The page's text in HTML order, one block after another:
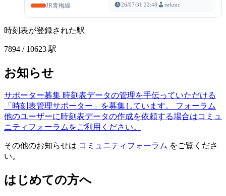
JR青梅線 26/07/31 22:48 tsrknic
時刻表が登録された駅
7894 / 10623 駅
お知らせ
サポーター募集 時刻表データの管理を手伝っていただける
「時刻表管理サポーター」を募集しています。
フォーラム
他のユーザーに時刻表データの作成を依頼する場合はコミュ
ニティフォーラムをご利用ください。
その他のお知らせは コミュニティフォーラム をご覧くださ
い。
はじめての方へ